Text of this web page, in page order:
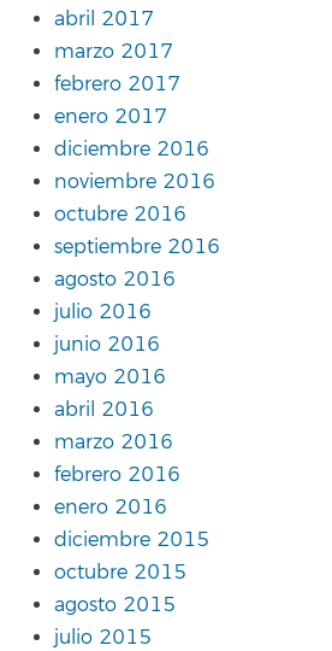
abril 2017
marzo 2017
febrero 2017
enero 2017
diciembre 2016
noviembre 2016
octubre 2016
septiembre 2016
agosto 2016
julio 2016
junio 2016
mayo 2016
abril 2016
marzo 2016
febrero 2016
enero 2016
diciembre 2015
octubre 2015
agosto 2015
julio 2015